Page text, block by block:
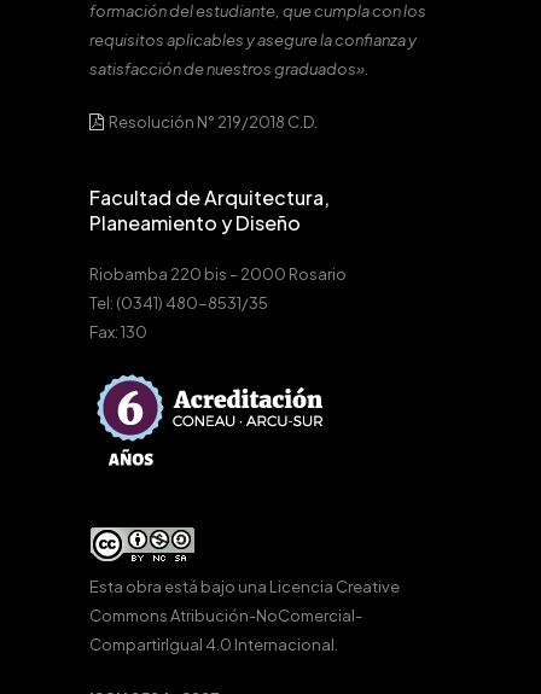
formación del estudiante, que cumpla con los
requisitos aplicables y asegure la confianza y
satisfacción de nuestros graduados».
Resolución N° 219/2018 C.D.
Facultad de Arquitectura,
Planeamiento y Diseño
Riobamba 220 bis – 2000 Rosario
Tel: (0341) 480-8531/35
Fax: 130
Esta obra está bajo una Licencia Creative
Commons Atribución-NoComercial-
CompartirIgual 4.0 Internacional.